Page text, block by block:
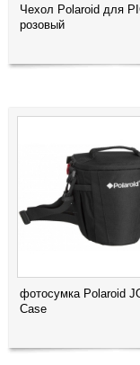
Чехол Polaroid для
розовый
фотосумка Polaroid
Case